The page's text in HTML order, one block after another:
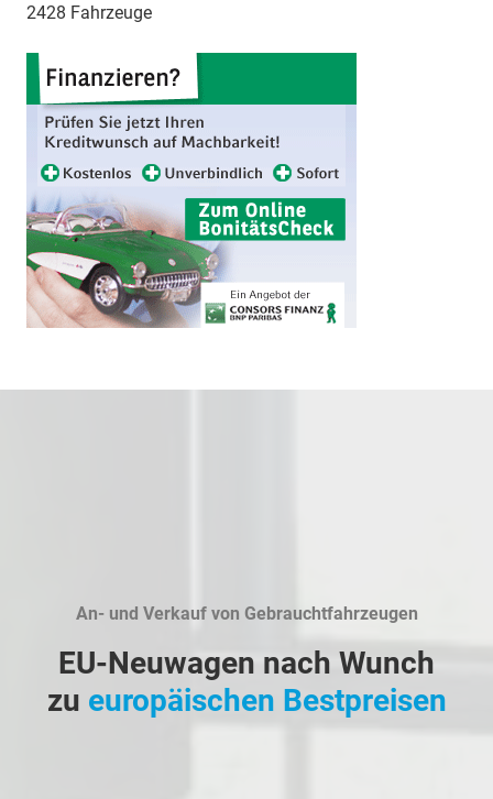
2428 Fahrzeuge
An- und Verkauf von Gebrauchtfahrzeugen
EU-Neuwagen nach Wunch
zu europäischen Bestpreisen